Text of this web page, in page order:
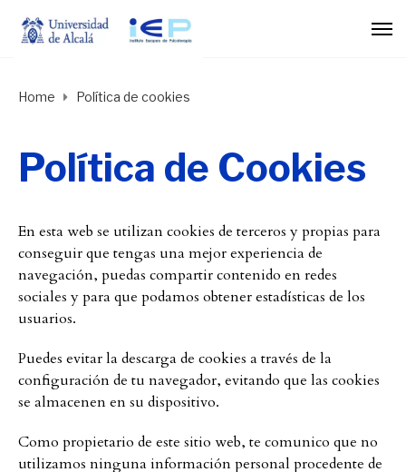
Home Política de cookies
Política de Cookies
En esta web se utilizan cookies de terceros y propias para
conseguir que tengas una mejor experiencia de
navegación, puedas compartir contenido en redes
sociales y para que podamos obtener estadísticas de los
usuarios.
Puedes evitar la descarga de cookies a través de la
configuración de tu navegador, evitando que las cookies
se almacenen en su dispositivo.
Como propietario de este sitio web, te comunico que no
utilizamos ninguna información personal procedente de